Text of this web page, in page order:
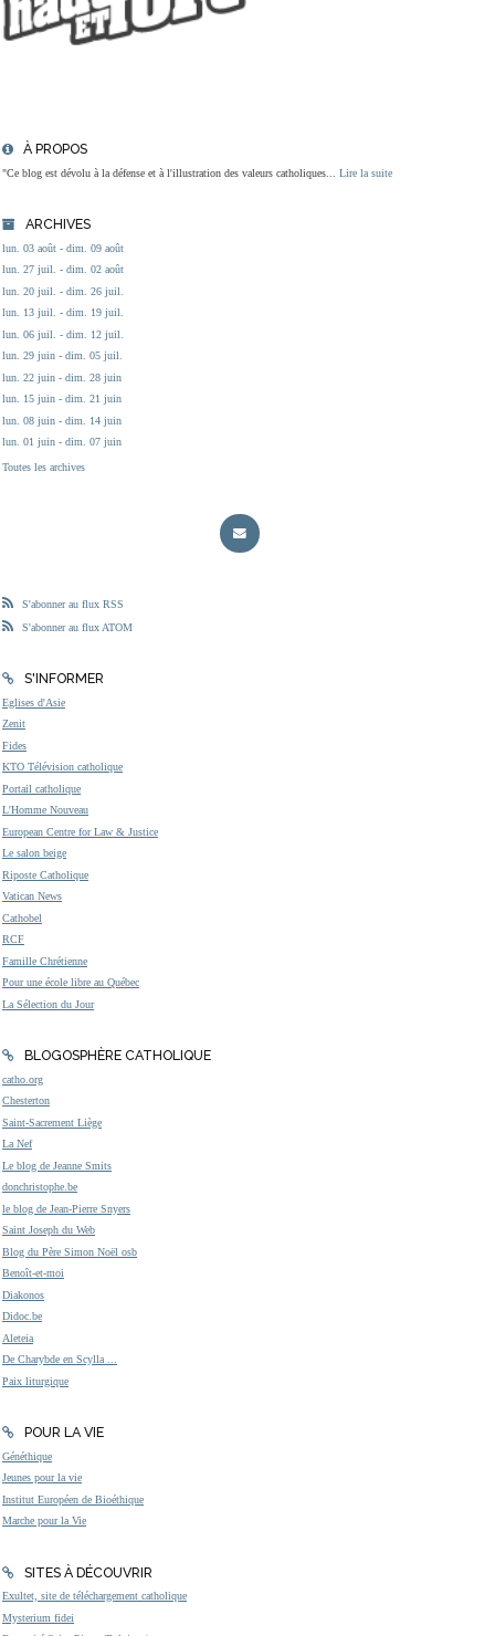
À PROPOS
"Ce blog est dévolu à la défense et à l'illustration des valeurs catholiques... Lire la suite
ARCHIVES
lun. 03 août - dim. 09 août
lun. 27 juil. - dim. 02 août
lun. 20 juil. - dim. 26 juil.
lun. 13 juil. - dim. 19 juil.
lun. 06 juil. - dim. 12 juil.
lun. 29 juin - dim. 05 juil.
lun. 22 juin - dim. 28 juin
lun. 15 juin - dim. 21 juin
lun. 08 juin - dim. 14 juin
lun. 01 juin - dim. 07 juin
Toutes les archives
S'abonner au flux RSS
S'abonner au flux ATOM
S'INFORMER
Eglises d'Asie
Zenit
Fides
KTO Télévision catholique
Portail catholique
L'Homme Nouveau
European Centre for Law & Justice
Le salon beige
Riposte Catholique
Vatican News
Cathobel
RCF
Famille Chrétienne
Pour une école libre au Québec
La Sélection du Jour
BLOGOSPHÈRE CATHOLIQUE
catho.org
Chesterton
Saint-Sacrement Liège
La Nef
Le blog de Jeanne Smits
donchristophe.be
le blog de Jean-Pierre Snyers
Saint Joseph du Web
Blog du Père Simon Noël osb
Benoît-et-moi
Diakonos
Didoc.be
Aleteia
De Charybde en Scylla ...
Paix liturgique
POUR LA VIE
Généthique
Jeunes pour la vie
Institut Européen de Bioéthique
Marche pour la Vie
SITES À DÉCOUVRIR
Exultet, site de téléchargement catholique
Mysterium fidei